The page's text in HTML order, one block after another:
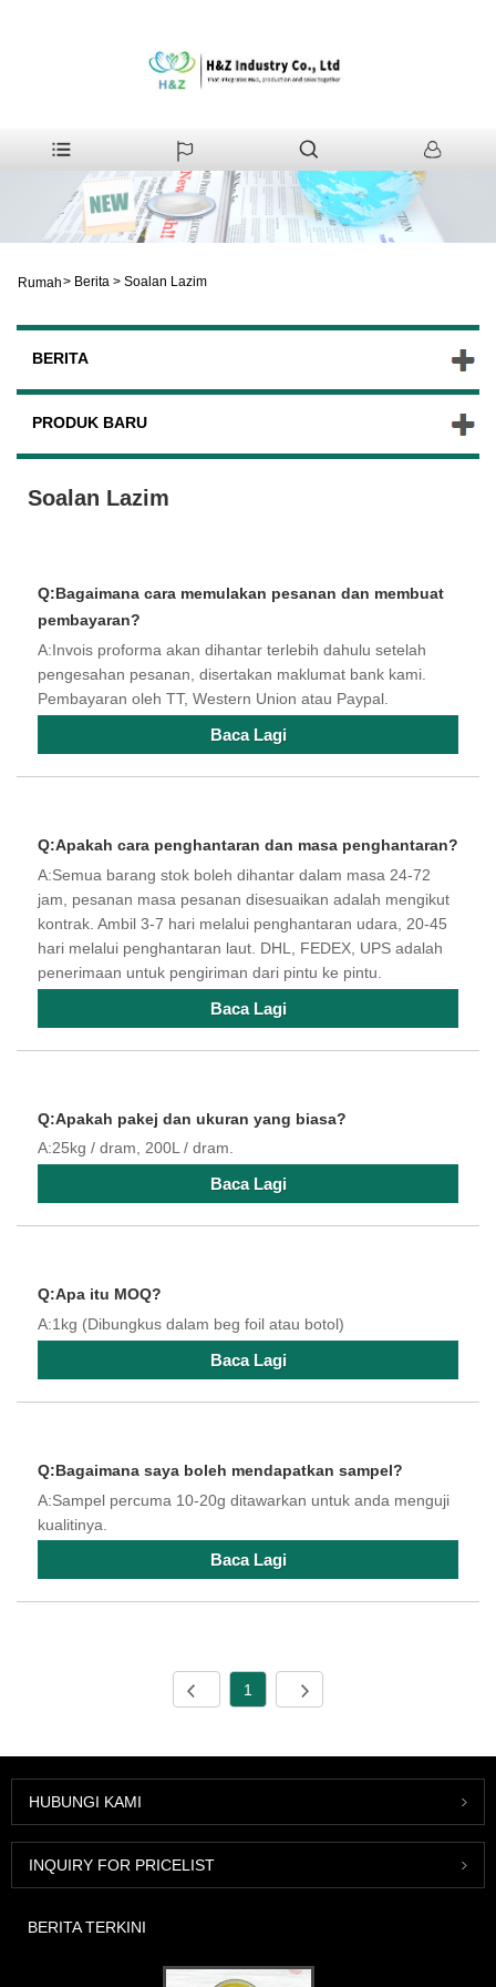
Rumah> Berita > Soalan Lazim
BERITA
PRODUK BARU
Soalan Lazim
Q:Bagaimana cara memulakan pesanan dan membuat
pembayaran?
A:Invois proforma akan dihantar terlebih dahulu setelah
pengesahan pesanan, disertakan maklumat bank kami.
Pembayaran oleh TT, Western Union atau Paypal.
Baca Lagi
Q:Apakah cara penghantaran dan masa penghantaran?
A:Semua barang stok boleh dihantar dalam masa 24-72
jam, pesanan masa pesanan disesuaikan adalah mengikut
kontrak. Ambil 3-7 hari melalui penghantaran udara, 20-45
hari melalui penghantaran laut. DHL, FEDEX, UPS adalah
penerimaan untuk pengiriman dari pintu ke pintu.
Baca Lagi
Q:Apakah pakej dan ukuran yang biasa?
A:25kg / dram, 200L / dram.
Baca Lagi
Q:Apa itu MOQ?
A:1kg (Dibungkus dalam beg foil atau botol)
Baca Lagi
Q:Bagaimana saya boleh mendapatkan sampel?
A:Sampel percuma 10-20g ditawarkan untuk anda menguji
kualitinya.
Baca Lagi
1
HUBUNGI KAMI
INQUIRY FOR PRICELIST
BERITA TERKINI